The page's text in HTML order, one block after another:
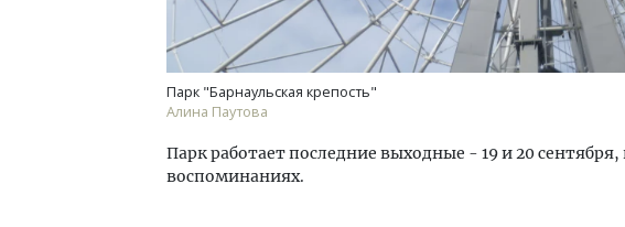
Парк "Барнаульская крепость"
Алина Паутова
Парк работает последние выходные - 19 и 20 сентября,
воспоминаниях.
СТРОИТЕЛЬСТВО СТРОИТЕЛЬСТВО